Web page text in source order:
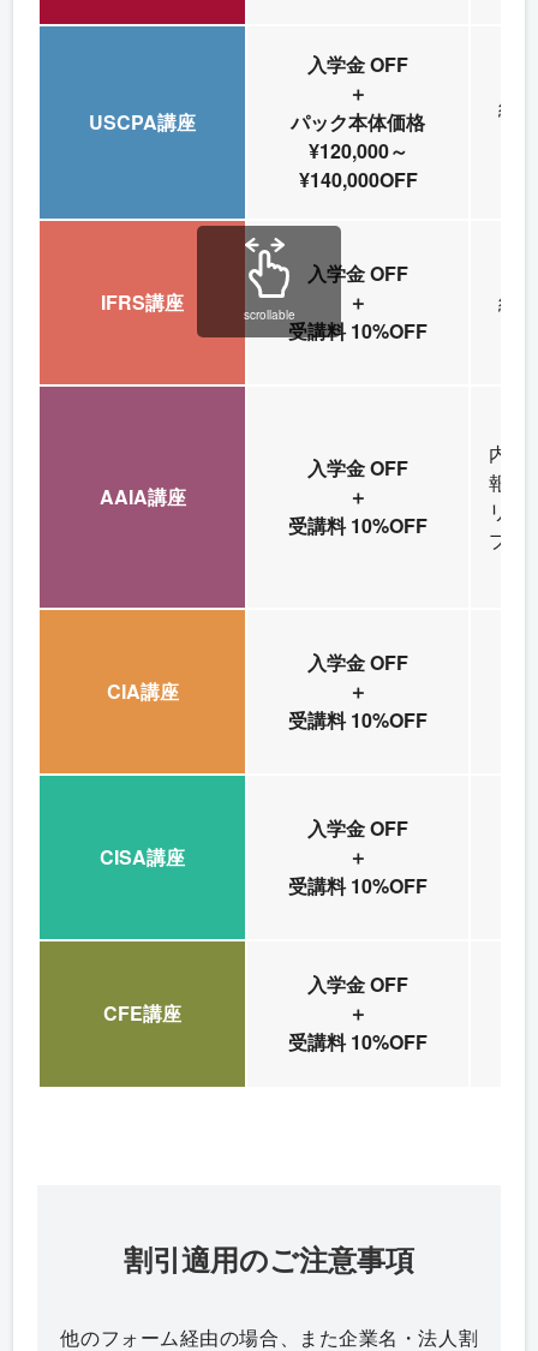
USCPA講座
入学金 OFF
＋
パック本体価格
¥120,000～
¥140,000OFF
経
IFRS講座
入学金 OFF
＋
受講料 10%OFF
経
AAIA講座
入学金 OFF
＋
受講料 10%OFF
内部
報シ
リス
プラ
CIA講座
入学金 OFF
＋
受講料 10%OFF
CISA講座
入学金 OFF
＋
受講料 10%OFF
CFE講座
入学金 OFF
＋
受講料 10%OFF
scrollable
割引適用のご注意事項
他のフォーム経由の場合、また企業名・法人割